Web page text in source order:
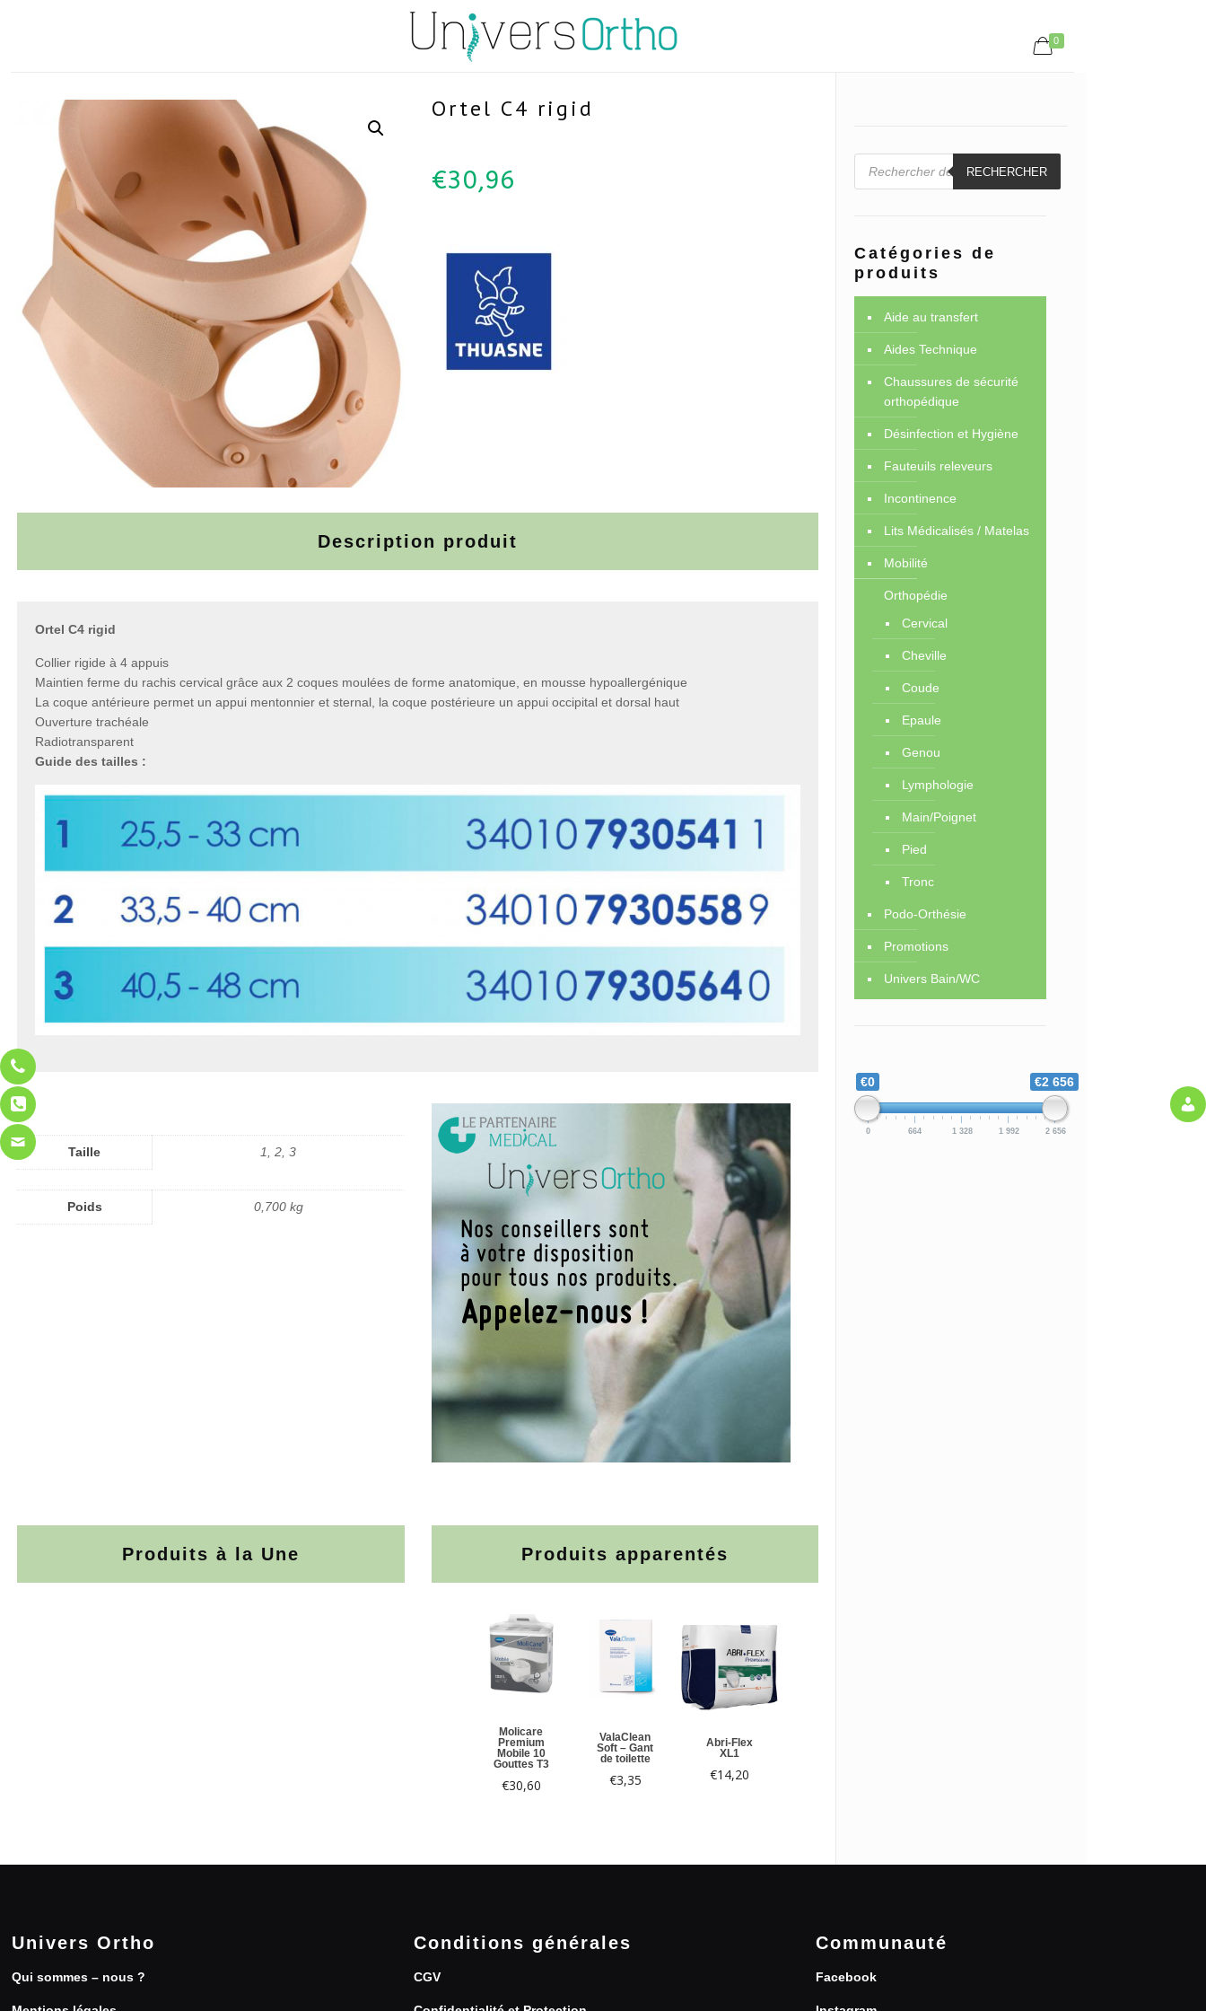
0
Ortel C4 rigid
€30,96
Description produit
Ortel C4 rigid
Collier rigide à 4 appuis
Maintien ferme du rachis cervical grâce aux 2 coques moulées de forme anatomique, en mousse hypoallergénique
La coque antérieure permet un appui mentonnier et sternal, la coque postérieure un appui occipital et dorsal haut
Ouverture trachéale
Radiotransparent
Guide des tailles :
Taille 1, 2, 3
Poids 0,700 kg
Produits à la Une Produits apparentés
Molicare
Premium
Mobile 10
Gouttes T3
€30,60
ValaClean
Soft – Gant
de toilette
€3,35
Abri-Flex
XL1
€14,20
Recherche
de
RECHERCHER
Catégories de
produits
Aide au transfert
Aides Technique
Chaussures de sécurité
orthopédique
Désinfection et Hygiène
Fauteuils releveurs
Incontinence
Lits Médicalisés / Matelas
Mobilité
Orthopédie
Cervical
Cheville
Coude
Epaule
Genou
Lymphologie
Main/Poignet
Pied
Tronc
Podo-Orthésie
Promotions
Univers Bain/WC
€0 €2 656
0 664 1 328 1 992 2 656
Univers Ortho
Qui sommes – nous ?
Conditions générales
CGV
Communauté
Facebook